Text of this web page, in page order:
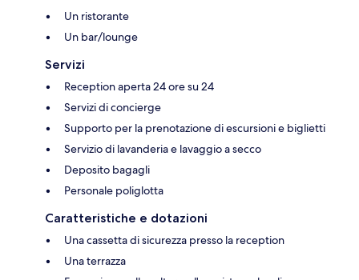
Un ristorante
Un bar/lounge
Servizi
Reception aperta 24 ore su 24
Servizi di concierge
Supporto per la prenotazione di escursioni e biglietti
Servizio di lavanderia e lavaggio a secco
Deposito bagagli
Personale poliglotta
Caratteristiche e dotazioni
Una cassetta di sicurezza presso la reception
Una terrazza